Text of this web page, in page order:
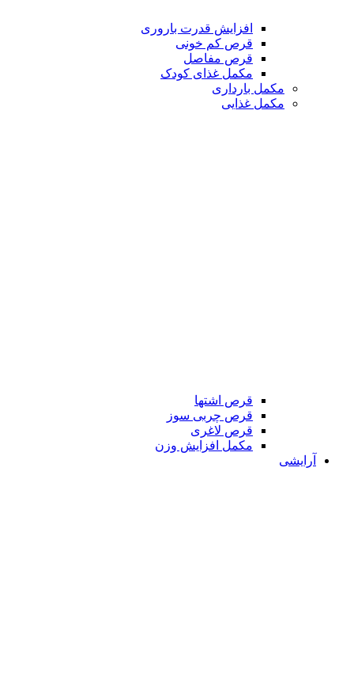
افزایش قدرت باروری
قرص کم خونی
قرص مفاصل
مکمل غذای کودک
مکمل بارداری
مکمل غذایی
قرص اشتها
قرص چربی سوز
قرص لاغری
مکمل افزایش وزن
آرایشی